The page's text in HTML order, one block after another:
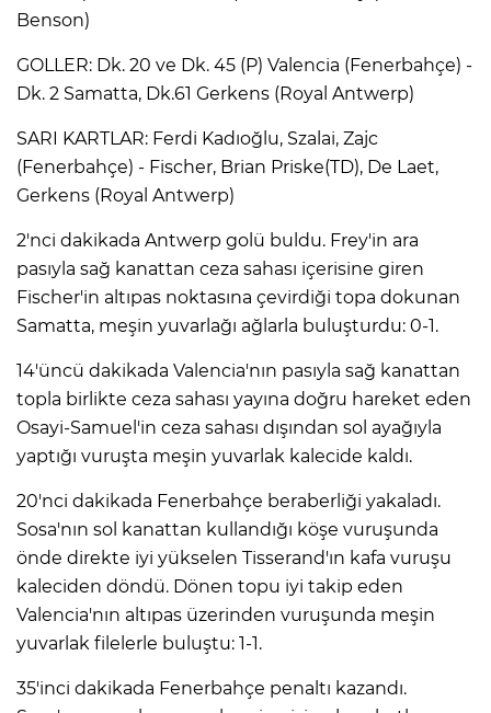
Benson)
GOLLER: Dk. 20 ve Dk. 45 (P) Valencia (Fenerbahçe) -
Dk. 2 Samatta, Dk.61 Gerkens (Royal Antwerp)
SARI KARTLAR: Ferdi Kadıoğlu, Szalai, Zajc
(Fenerbahçe) - Fischer, Brian Priske(TD), De Laet,
Gerkens (Royal Antwerp)
2'nci dakikada Antwerp golü buldu. Frey'in ara
pasıyla sağ kanattan ceza sahası içerisine giren
Fischer'in altıpas noktasına çevirdiği topa dokunan
Samatta, meşin yuvarlağı ağlarla buluşturdu: 0-1.
14'üncü dakikada Valencia'nın pasıyla sağ kanattan
topla birlikte ceza sahası yayına doğru hareket eden
Osayi-Samuel'in ceza sahası dışından sol ayağıyla
yaptığı vuruşta meşin yuvarlak kalecide kaldı.
20'nci dakikada Fenerbahçe beraberliği yakaladı.
Sosa'nın sol kanattan kullandığı köşe vuruşunda
önde direkte iyi yükselen Tisserand'ın kafa vuruşu
kaleciden döndü. Dönen topu iyi takip eden
Valencia'nın altıpas üzerinden vuruşunda meşin
yuvarlak filelerle buluştu: 1-1.
35'inci dakikada Fenerbahçe penaltı kazandı.